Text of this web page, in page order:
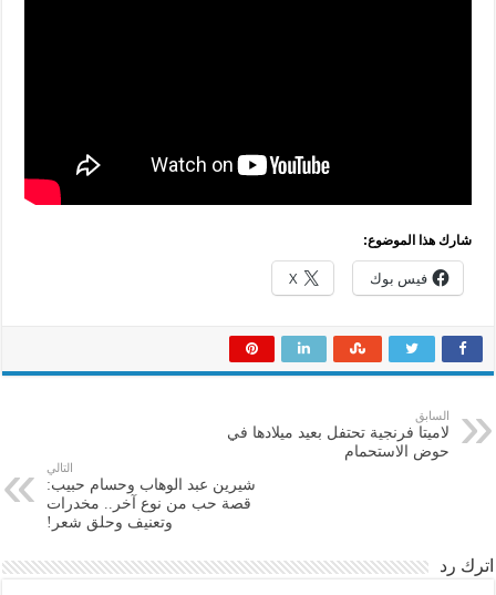
شارك هذا الموضوع:
فيس بوك X
السابق
لاميتا فرنجية تحتفل بعيد ميلادها في
حوض الاستحمام
التالي
شيرين عبد الوهاب وحسام حبيب:
قصة حب من نوع آخر.. مخدرات
وتعنيف وحلق شعر!
اترك رد